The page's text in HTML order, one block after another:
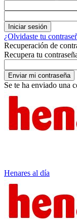
¿Olvidaste tu
Recuperación de
Recupera tu
Se te ha enviado una
Henares al día